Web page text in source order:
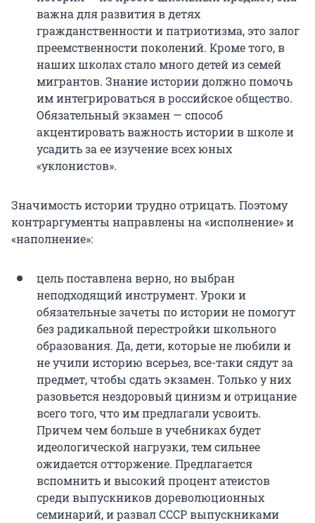
важна для развития в детях
гражданственности и патриотизма, это залог
преемственности поколений. Кроме того, в
наших школах стало много детей из семей
мигрантов. Знание истории должно помочь
им интегрироваться в российское общество.
Обязательный экзамен — способ
акцентировать важность истории в школе и
усадить за ее изучение всех юных
«уклонистов».
Значимость истории трудно отрицать. Поэтому
контраргументы направлены на «исполнение» и
«наполнение»:
цель поставлена верно, но выбран
неподходящий инструмент. Уроки и
обязательные зачеты по истории не помогут
без радикальной перестройки школьного
образования. Да, дети, которые не любили и
не учили историю всерьез, все-таки сядут за
предмет, чтобы сдать экзамен. Только у них
разовьется нездоровый цинизм и отрицание
всего того, что им предлагали усвоить.
Причем чем больше в учебниках будет
идеологической нагрузки, тем сильнее
ожидается отторжение. Предлагается
вспомнить и высокий процент атеистов
среди выпускников дореволюционных
семинарий, и развал СССР выпускниками